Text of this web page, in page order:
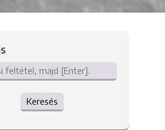
Keresés